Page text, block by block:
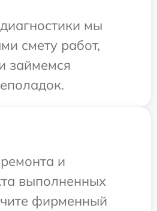
мы
смету работ,
займемся
и
выполненных
фирменный